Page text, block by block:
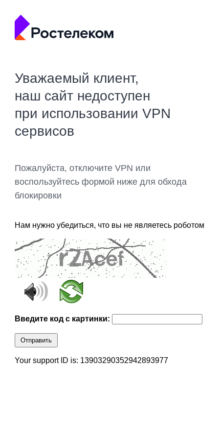
Уважаемый клиент,
наш сайт недоступен
при использовании VPN
сервисов
Пожалуйста, отключите VPN или
воспользуйтесь формой ниже для обхода
блокировки
Нам нужно убедиться, что вы не являетесь роботом
Введите код с картинки:
Отправить
Your support ID is: 13903290352942893977